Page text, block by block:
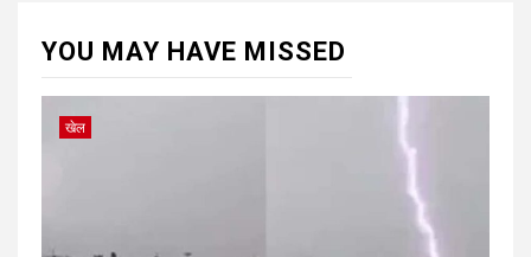
YOU MAY HAVE MISSED
खेल